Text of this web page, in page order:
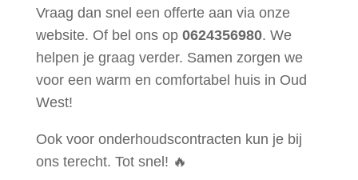
Vraag dan snel een offerte aan via onze
website. Of bel ons op 0624356980. We
helpen je graag verder. Samen zorgen we
voor een warm en comfortabel huis in Oud
West!
Ook voor onderhoudscontracten kun je bij
ons terecht. Tot snel! 🔥